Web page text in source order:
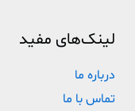
لینک‌های مفید
درباره ما
تماس با ما